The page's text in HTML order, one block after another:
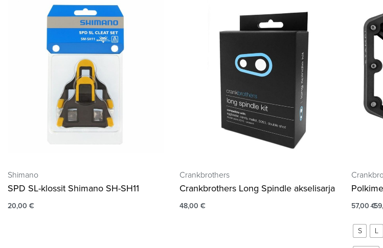
Shimano
SPD SL-klossit Shimano SH-SH11
20,00 €
Crankbrothers
Crankbrothers Long Spindle akselisarja
48,00 € 57,00€
S L